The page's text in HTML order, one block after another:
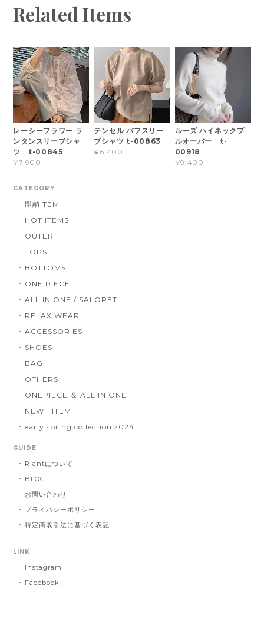
Related Items
レーシーフラワー ラ
ンタンスリーブシャ
ツ t-00845
¥7,900
テンセル パフスリー
ブシャツ t-00863
¥6,400
ルーズ ハイネックプ
ルオーバー t-
00918
¥9,400
CATEGORY
即納ITEM
HOT ITEMS
OUTER
TOPS
BOTTOMS
ONE PIECE
ALL IN ONE / SALOPET
RELAX WEAR
ACCESSORIES
SHOES
BAG
OTHERS
ONEPIECE ＆ ALL IN ONE
NEW ITEM
early spring collection 2024
GUIDE
Riantについて
BLOG
お問い合わせ
プライバシーポリシー
特定商取引法に基づく表記
LINK
Instagram
Facebook